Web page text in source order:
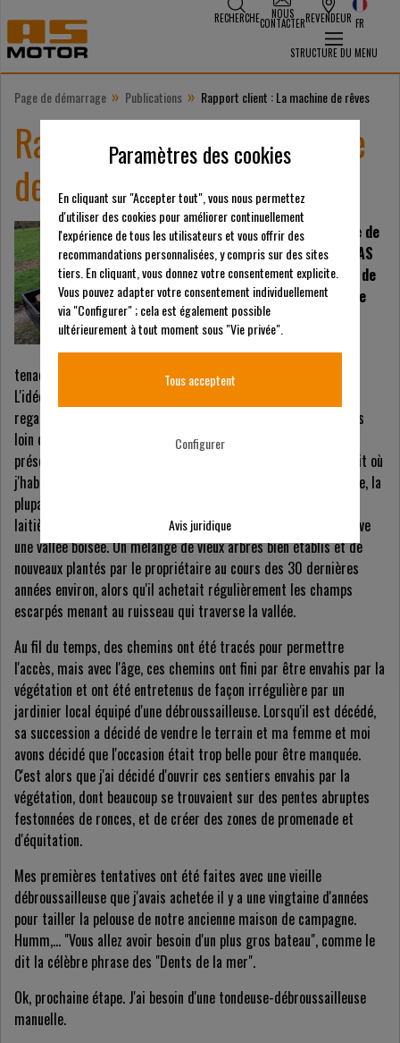
RECHERCHE NOUS
CONTACTERREVENDEUR FR
STRUCTURE DU MENU
Page de démarrage » Publications » Rapport client : La machine de rêves
Rapport client : La machine
de rêves
Ceci est un témoignage de
Kurt Jewson sur notre AS
940 Sherpa XL, traduit de
l'anglais, "La machine de
rêves"
"J'ai toujours eu un désir
tenace, un rêve pourrait-on dire, de posséder ma propre forêt.
L'idée d'un endroit où je pourrais me promener, réfléchir et
regarder les saisons changer sous mes yeux n'a jamais été très
loin de mon esprit. Il y a quelques années, l'occasion s'est
présentée et il m'a été impossible de résister à l'appel. L'endroit où
j'habite, dans l'ouest des Cornouailles, est entouré de campagne, la
plupart étant des terres agricoles consacrées à la production
laitière et bovine. Cependant, juste à côté de chez nous se trouve
une vallée boisée. Un mélange de vieux arbres bien établis et de
nouveaux plantés par le propriétaire au cours des 30 dernières
années environ, alors qu'il achetait régulièrement les champs
escarpés menant au ruisseau qui traverse la vallée.
Au fil du temps, des chemins ont été tracés pour permettre
l'accès, mais avec l'âge, ces chemins ont fini par être envahis par la
végétation et ont été entretenus de façon irrégulière par un
jardinier local équipé d'une débroussailleuse. Lorsqu'il est décédé,
sa succession a décidé de vendre le terrain et ma femme et moi
avons décidé que l'occasion était trop belle pour être manquée.
C'est alors que j'ai décidé d'ouvrir ces sentiers envahis par la
végétation, dont beaucoup se trouvaient sur des pentes abruptes
festonnées de ronces, et de créer des zones de promenade et
d'équitation.
Mes premières tentatives ont été faites avec une vieille
débroussailleuse que j'avais achetée il y a une vingtaine d'années
pour tailler la pelouse de notre ancienne maison de campagne.
Humm,... "Vous allez avoir besoin d'un plus gros bateau", comme le
dit la célèbre phrase des "Dents de la mer".
Ok, prochaine étape. J'ai besoin d'une tondeuse-débroussailleuse
manuelle.
Paramètres des cookies
En cliquant sur "Accepter tout", vous nous permettez
d'utiliser des cookies pour améliorer continuellement
l'expérience de tous les utilisateurs et vous offrir des
recommandations personnalisées, y compris sur des sites
tiers. En cliquant, vous donnez votre consentement explicite.
Vous pouvez adapter votre consentement individuellement
via "Configurer" ; cela est également possible
ultérieurement à tout moment sous "Vie privée".
Tous acceptent
Configurer
Avis juridique